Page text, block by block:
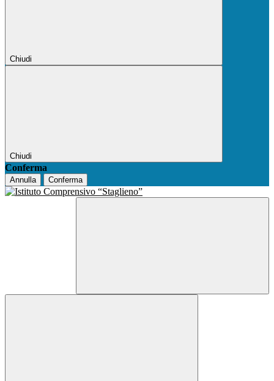
Chiudi
Chiudi
Conferma
Annulla Conferma